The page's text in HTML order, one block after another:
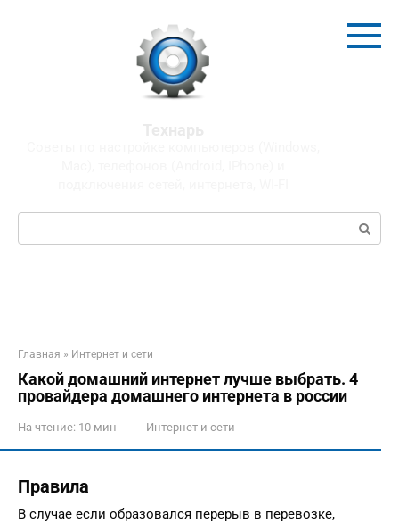
Поиск:
Главная » Интернет и сети
Какой домашний интернет лучше выбрать. 4
провайдера домашнего интернета в россии
На чтение: 10 мин Интернет и сети
Правила
В случае если образовался перерыв в перевозке,